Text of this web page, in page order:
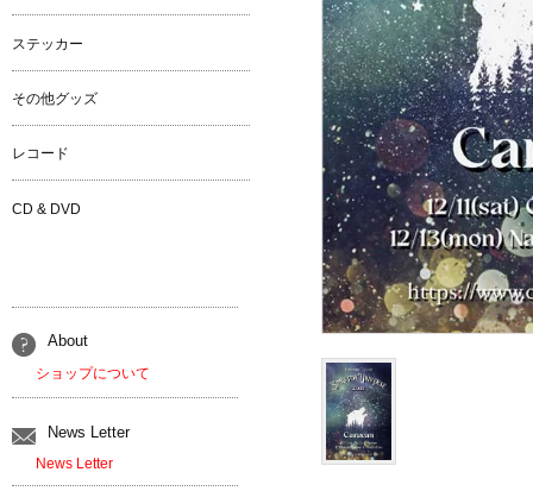
ステッカー
その他グッズ
レコード
CD & DVD
About
ショップについて
News Letter
News Letter